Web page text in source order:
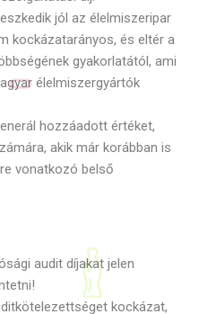
jól az élelmiszeripar
kockázatarányos, és eltér a
gyakorlatától, ami
élelmiszergyártók
hozzáadott értéket,
akik már korábban is
vonatkozó belső
audit díjakat jelen
kockázat,